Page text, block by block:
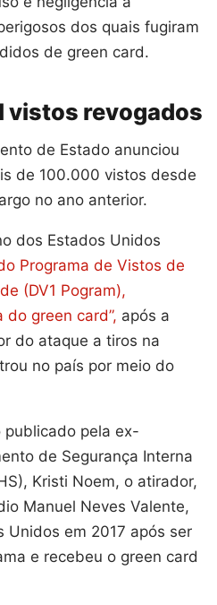
dos quais fugiram
de green card.
vistos revogados
de Estado anunciou
de 100.000 vistos desde
no ano anterior.
dos Estados Unidos
Programa de Vistos de
(DV1 Pogram),
do green card”, após a
do ataque a tiros na
no país por meio do
publicado pela ex-
de Segurança Interna
Kristi Noem, o atirador,
Manuel Neves Valente,
Unidos em 2017 após ser
e recebeu o green card